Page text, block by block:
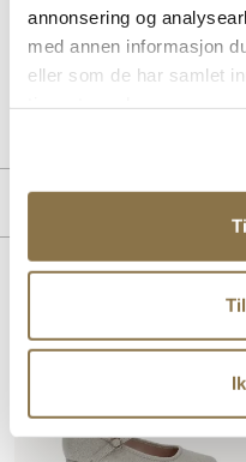
annonsering og
med annen informasjon
eller som de har samlet
Nett pensko fra Pepper på
for enkelt innsteg og
Produktdetaljer
Såle:Syntet/Gummi